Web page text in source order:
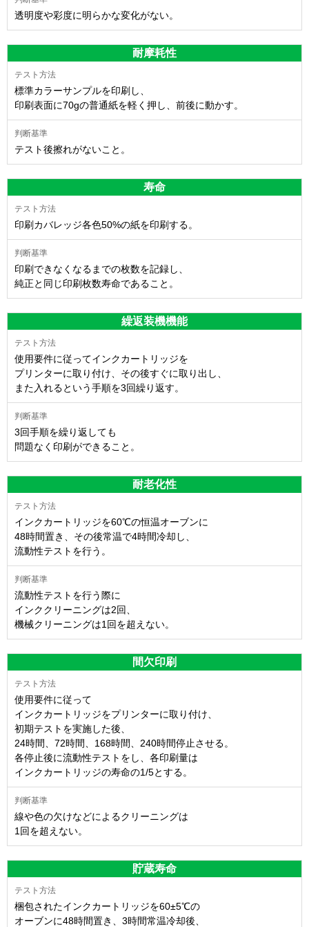
透明度や彩度に明らかな変化がない。
耐摩耗性
標準カラーサンプルを印刷し、
印刷表面に70gの普通紙を軽く押し、前後に動かす。
テスト後擦れがないこと。
寿命
印刷カバレッジ各色50%の紙を印刷する。
印刷できなくなるまでの枚数を記録し、
純正と同じ印刷枚数寿命であること。
繰返装機機能
使用要件に従ってインクカートリッジを
プリンターに取り付け、その後すぐに取り出し、
また入れるという手順を3回繰り返す。
3回手順を繰り返しても
問題なく印刷ができること。
耐老化性
インクカートリッジを60℃の恒温オーブンに
48時間置き、その後常温で4時間冷却し、
流動性テストを行う。
流動性テストを行う際に
インククリーニングは2回、
機械クリーニングは1回を超えない。
間欠印刷
使用要件に従って
インクカートリッジをプリンターに取り付け、
初期テストを実施した後、
24時間、72時間、168時間、240時間停止させる。
各停止後に流動性テストをし、各印刷量は
インクカートリッジの寿命の1/5とする。
線や色の欠けなどによるクリーニングは
1回を超えない。
貯蔵寿命
梱包されたインクカートリッジを60±5℃の
オーブンに48時間置き、3時間常温冷却後、